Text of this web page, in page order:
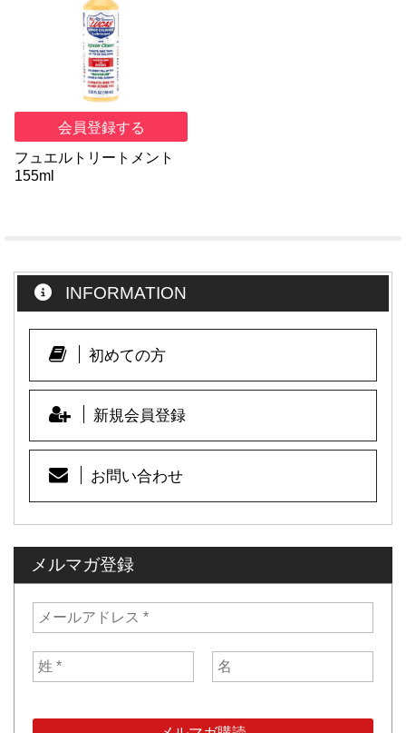
会員登録する
フュエルトリートメント
155ml
INFORMATION
初めての方
新規会員登録
お問い合わせ
メルマガ登録